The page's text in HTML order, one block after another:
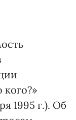
1995 г.). Об